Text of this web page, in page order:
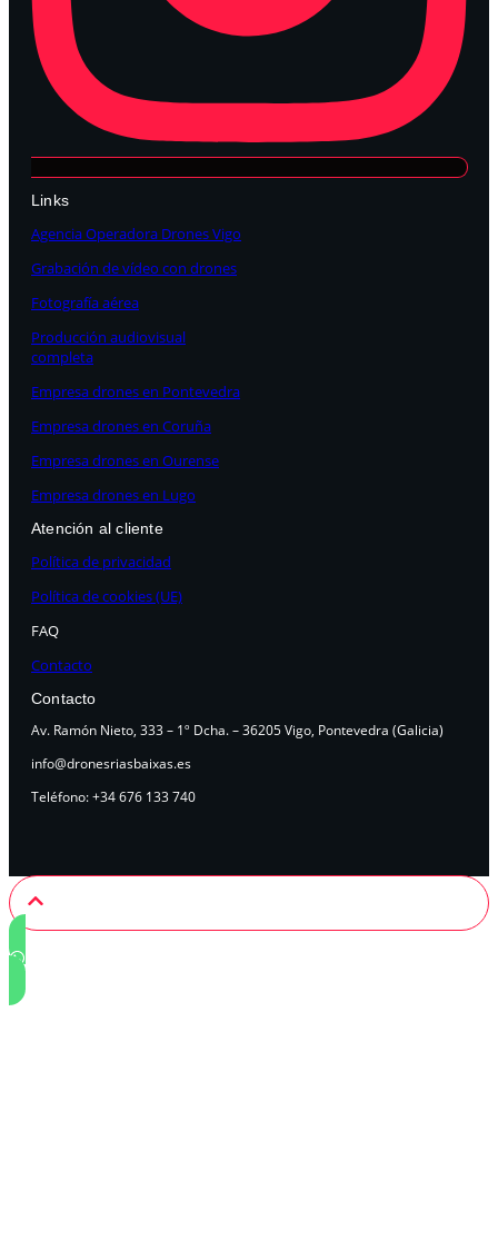
Links
Agencia Operadora Drones Vigo
Grabación de vídeo con drones
Fotografía aérea
Producción audiovisual
completa
Empresa drones en Pontevedra
Empresa drones en Coruña
Empresa drones en Ourense
Empresa drones en Lugo
Atención al cliente
Política de privacidad
Política de cookies (UE)
FAQ
Contacto
Contacto
Av. Ramón Nieto, 333 – 1º Dcha. – 36205 Vigo, Pontevedra (Galicia)
info@dronesriasbaixas.es
Teléfono: +34 676 133 740